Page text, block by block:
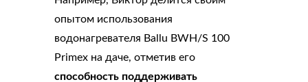
опытом использования
водонагревателя Ballu BWH/S 100
Primex на даче, отметив его
способность поддерживать